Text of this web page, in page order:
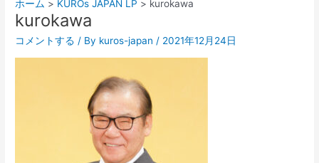
ホーム KUROs JAPAN LP kurokawa
kurokawa
コメントする / By kuros-japan / 2021年12月24日